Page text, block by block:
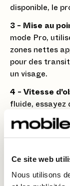
Ce site web
Nous utilisons
disponible, le
3 - Mise au
mode Pro,
zones nettes
pour des
un visage.
4 - Vitesse
fluide, essayez
vous filmez à
🚀 Astuce :
moniteur